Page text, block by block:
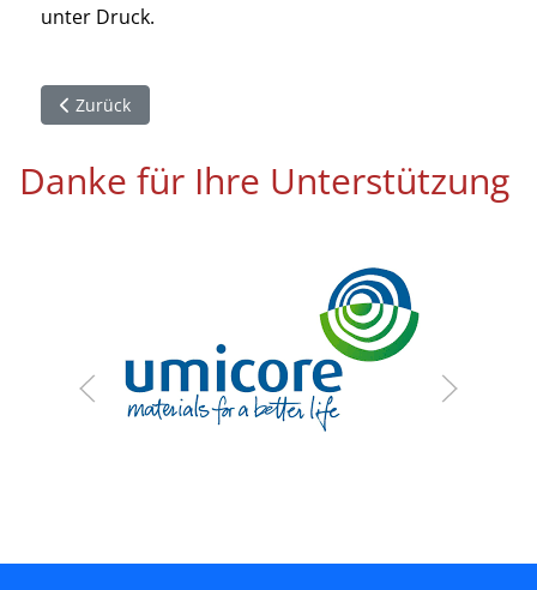
unter Druck.
Vorheriger Beitrag: Kurzfassung Testleitlinien
Zurück
Danke für Ihre Unterstützung